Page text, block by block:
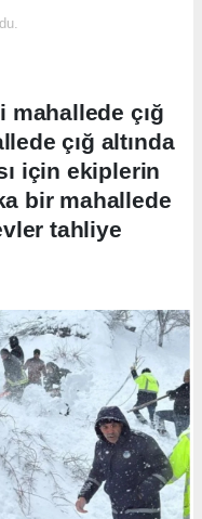
mahallede çığ
çığ altında
için ekiplerin
bir mahallede
tahliye